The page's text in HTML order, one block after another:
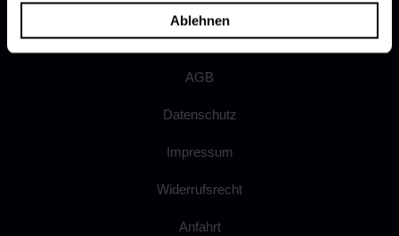
Ablehnen
Ergebnismeldung
AGB
Datenschutz
Impressum
Widerrufsrecht
Anfahrt